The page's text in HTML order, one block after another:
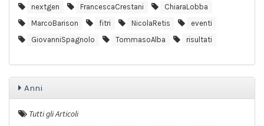
nextgen
FrancescaCrestani
ChiaraLobba
MarcoBarison
fitri NicolaRetis
eventi
GiovanniSpagnolo
TommasoAlba risultati
Anni
Tutti gli Articoli